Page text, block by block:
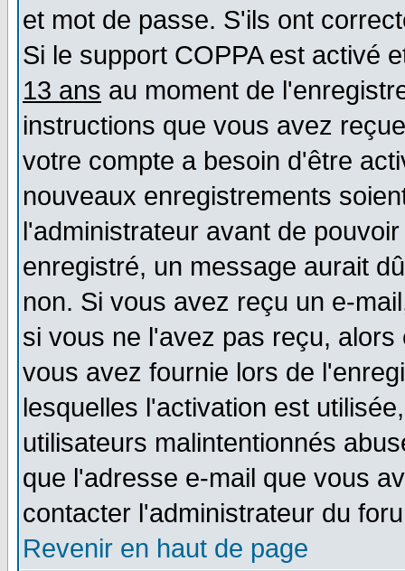
et mot de passe. S'ils ont
Si le support COPPA est activé
13 ans au moment de
instructions que vous avez
votre compte a besoin d'être
nouveaux enregistrements
l'administrateur avant de
enregistré, un message aurait
non. Si vous avez reçu un e-
si vous ne l'avez pas reçu,
vous avez fournie lors de
lesquelles l'activation est
utilisateurs malintentionnés
que l'adresse e-mail que vous
contacter l'administrateur du
Revenir en haut de page